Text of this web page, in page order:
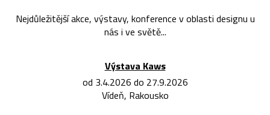
Nejdůležitější akce, výstavy, konference v oblasti designu u
nás i ve světě...
Výstava Kaws
od 3.4.2026 do 27.9.2026
Vídeň, Rakousko